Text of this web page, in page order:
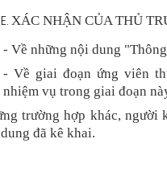
XÁC NHẬN CỦA THỦ
- Về những nội dung
- Về giai đoạn ứng viên
nhiệm vụ trong giai đoạn
trường hợp khác, người
đã kê khai.